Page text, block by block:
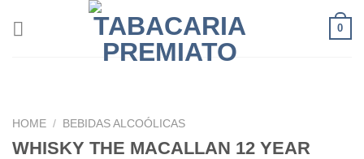
0
HOME / BEBIDAS ALCOÓLICAS
WHISKY THE MACALLAN 12 YEAR